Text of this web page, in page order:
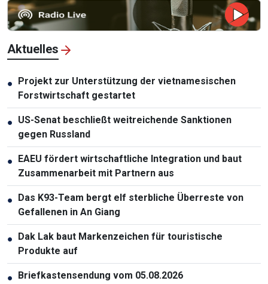
Aktuelles
● Projekt zur Unterstützung der vietnamesischen
Forstwirtschaft gestartet
● US-Senat beschließt weitreichende Sanktionen
gegen Russland
● EAEU fördert wirtschaftliche Integration und baut
Zusammenarbeit mit Partnern aus
● Das K93-Team bergt elf sterbliche Überreste von
Gefallenen in An Giang
● Dak Lak baut Markenzeichen für touristische
Produkte auf
● Briefkastensendung vom 05.08.2026